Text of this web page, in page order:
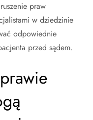
praw
w dziedzinie
odpowiednie
przed sądem.